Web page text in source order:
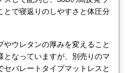
とで寝返りのしやすさと体圧分
やウレタンの厚みを変えること
となっていますが、別売りのマ
セパレートタイプマットレスと